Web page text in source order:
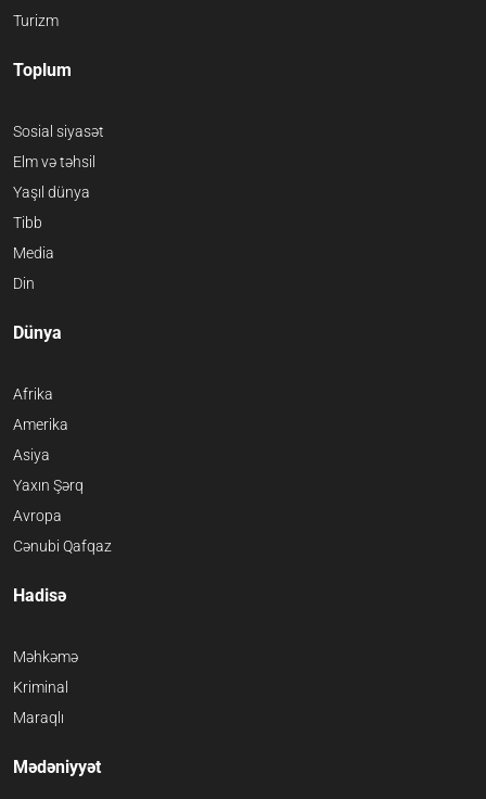
Turizm
Toplum
Sosial siyasət
Elm və təhsil
Yaşıl dünya
Tibb
Media
Din
Dünya
Afrika
Amerika
Asiya
Yaxın Şərq
Avropa
Cənubi Qafqaz
Hadisə
Məhkəmə
Kriminal
Maraqlı
Mədəniyyət